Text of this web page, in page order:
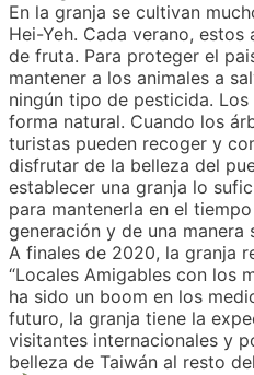
En la granja se cultivan
Hei-Yeh. Cada verano,
de fruta. Para proteger el
mantener a los animales a
ningún tipo de pesticida.
forma natural. Cuando los
turistas pueden recoger y
disfrutar de la belleza del
establecer una granja lo
para mantenerla en el
generación y de una manera
A finales de 2020, la granja
“Locales Amigables con los
ha sido un boom en los
futuro, la granja tiene la
visitantes internacionales y
belleza de Taiwán al resto